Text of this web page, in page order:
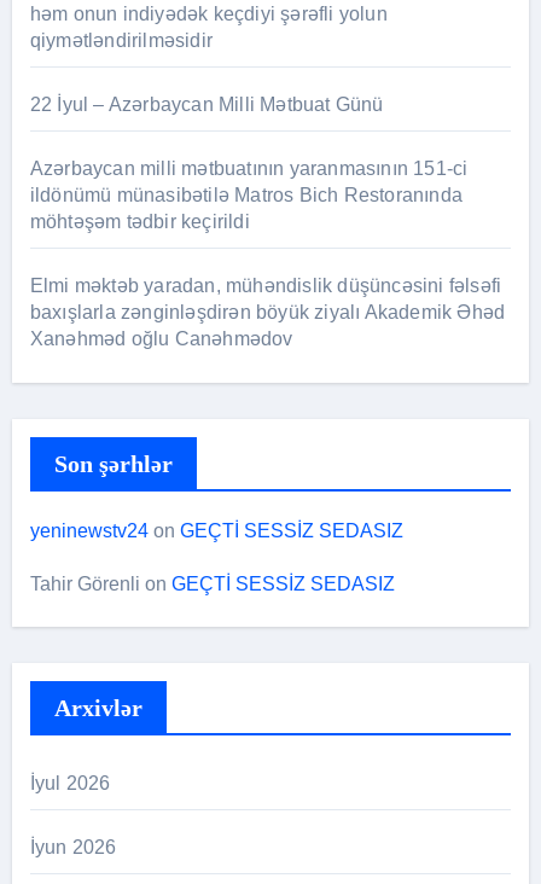
həm onun indiyədək keçdiyi şərəfli yolun
qiymətləndirilməsidir
22 İyul – Azərbaycan Milli Mətbuat Günü
Azərbaycan milli mətbuatının yaranmasının 151-ci
ildönümü münasibətilə Matros Bich Restoranında
möhtəşəm tədbir keçirildi
Elmi məktəb yaradan, mühəndislik düşüncəsini fəlsəfi
baxışlarla zənginləşdirən böyük ziyalı Akademik Əhəd
Xanəhməd oğlu Canəhmədov
Son şərhlər
yeninewstv24on GEÇTİ SESSİZ SEDASIZ
Tahir Görenli on GEÇTİ SESSİZ SEDASIZ
Arxivlər
İyul 2026
İyun 2026